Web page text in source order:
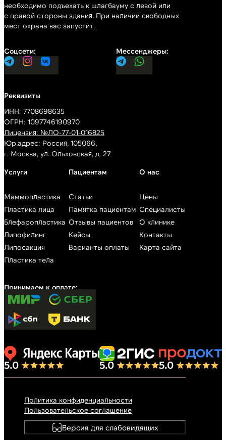
необходимо подъехать к шлагбауму с левой или
с правой стороны здания. При наличии свободных
мест охрана вас запустит.
ИНН: 7708698635
ОГРН: 1097746190970
Лицензия: №ЛО-77-01-016825
Юр.адрес: Россия, 105066,
г. Москва, ул. Ольховская, д. 27
Маммопластика
Пластика лица
Блефаропластика
Липофилинг
Липосакция
Пластика тела
Статьи
Памятка пациентам
Отзывы пациентов
Кейсы
Варианты оплаты
Цены
Специалисты
О клинике
Контакты
Карта сайта
Политика конфиденциальности
Пользовательское соглашение
Версия для слабовидящих